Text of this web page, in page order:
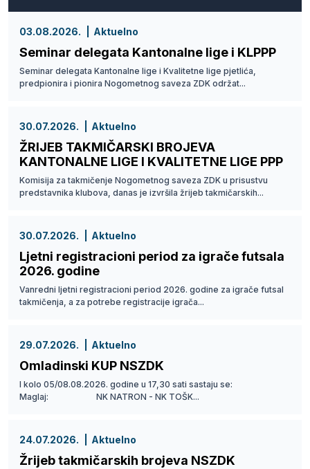
03.08.2026. Aktuelno
Seminar delegata Kantonalne lige i KLPPP
Seminar delegata Kantonalne lige i Kvalitetne lige pjetlića,
predpionira i pionira Nogometnog saveza ZDK održat...
30.07.2026. Aktuelno
ŽRIJEB TAKMIČARSKI BROJEVA
KANTONALNE LIGE I KVALITETNE LIGE PPP
Komisija za takmičenje Nogometnog saveza ZDK u prisustvu
predstavnika klubova, danas je izvršila žrijeb takmičarskih...
30.07.2026. Aktuelno
Ljetni registracioni period za igrače futsala
2026. godine
Vanredni ljetni registracioni period 2026. godine za igrače futsal
takmičenja, a za potrebe registracije igrača...
29.07.2026. Aktuelno
Omladinski KUP NSZDK
I kolo 05/08.08.2026. godine u 17,30 sati sastaju se:
Maglaj: NK NATRON - NK TOŠK...
24.07.2026. Aktuelno
Žrijeb takmičarskih brojeva NSZDK